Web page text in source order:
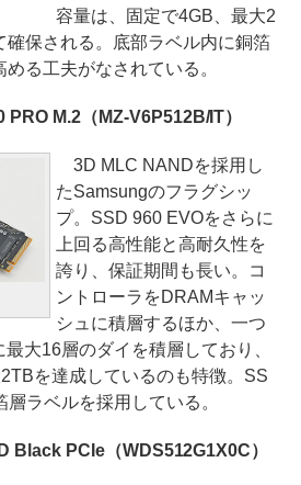
容量は、固定で4GB、最大2
確保される。底部ラベル内に銅箔
る工夫がなされている。
PRO M.2（MZ-V6P512B/IT）
3D MLC NANDを採用し
たSamsungのフラグシッ
プ。SSD 960 EVOをさらに
上回る高性能と高耐久性を
誇り、保証期間も長い。コ
ントローラをDRAMキャッ
シュに積層するほか、一つ
大16層のダイを積層しており、
を達成しているのも特徴。SS
ラベルを採用している。
Black PCIe（WDS512G1X0C）